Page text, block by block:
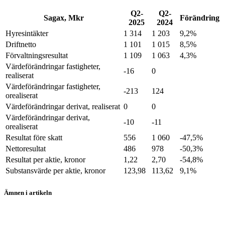
Sagax, Mkr
Q2-
2025
Q2-
2024
Förändring
Hyresintäkter
1 314 1 203
9,2%
Driftnetto
1 101 1 015
8,5%
Förvaltningsresultat
1 109 1 063
4,3%
Värdeförändringar fastigheter,
realiserat
-16
0
Värdeförändringar fastigheter,
orealiserat
-213
124
Värdeförändringar derivat, realiserat 0
0
Värdeförändringar derivat,
orealiserat
-10
-11
Resultat före skatt
556 1 060
-47,5%
Nettoresultat
486 978
-50,3%
Resultat per aktie, kronor
1,22 2,70
-54,8%
Substansvärde per aktie, kronor
123,98 113,62 9,1%
Ämnen i artikeln